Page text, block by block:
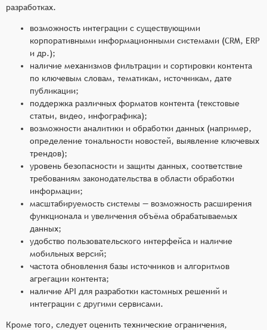
разработках.
возможность интеграции с существующими
корпоративными информационными системами (CRM, ERP
и др.);
наличие механизмов фильтрации и сортировки контента
по ключевым словам, тематикам, источникам, дате
публикации;
поддержка различных форматов контента (текстовые
статьи, видео, инфографика);
возможности аналитики и обработки данных (например,
определение тональности новостей, выявление ключевых
трендов);
уровень безопасности и защиты данных, соответствие
требованиям законодательства в области обработки
информации;
масштабируемость системы — возможность расширения
функционала и увеличения объёма обрабатываемых
данных;
удобство пользовательского интерфейса и наличие
мобильных версий;
частота обновления базы источников и алгоритмов
агрегации контента;
наличие API для разработки кастомных решений и
интеграции с другими сервисами.
Кроме того, следует оценить технические ограничения,